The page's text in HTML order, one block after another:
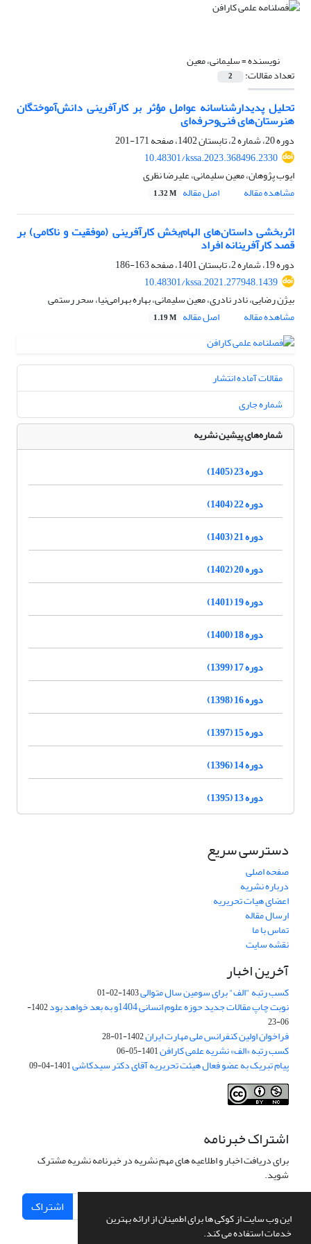
این وب سایت از کوکی ها برای اطمینان از ارائه بهترین
خدمات استفاده می کند.
نویسنده =سلیمانی، معین
تعداد مقالات: 2
تحلیل پدیدارشناسانه عوامل مؤثر بر کارآفرینی دانش‌آموختگان
هنرستان‌های فنی‌وحرفه‌ای
دوره 20، شماره 2، تابستان 1402، صفحه
171-201
10.48301/kssa.2023.368496.2330
ایوب پژوهان، معین سلیمانی، علیرضا نظری
مشاهده مقاله
اصل مقاله 1.32 M
اثربخشی داستان‌های الهام‌بخش کارآفرینی (موفقیت و ناکامی) بر
قصد کارآفرینانه افراد
دوره 19، شماره 2، تابستان 1401، صفحه
163-186
10.48301/kssa.2021.277948.1439
بیژن رضایی، نادر نادری، معین سلیمانی، بهاره بهرامی‌نیا، سحر رستمی
مشاهده مقاله
اصل مقاله 1.19 M
مقالات آماده انتشار
شماره جاری
شماره‌های پیشین نشریه
دوره 23 (1405)
دوره 22 (1404)
دوره 21 (1403)
دوره 20 (1402)
دوره 19 (1401)
دوره 18 (1400)
دوره 17 (1399)
دوره 16 (1398)
دوره 15 (1397)
دوره 14 (1396)
دوره 13 (1395)
دسترسی سریع
صفحه اصلی
درباره نشریه
اعضای هیات تحریریه
ارسال مقاله
تماس با ما
نقشه سایت
آخرین اخبار
کسب رتبه "الف" برای سومین سال متوالی1403-02-01
نوبت چاپ مقالات جدید حوزه علوم انسانی 1404و به بعد خواهد بود
1402-
06-23
فراخوان اولین کنفرانس ملی مهارت ایران1402-01-28
کسب رتبه «الف» نشریه علمی کارافن1401-05-06
پیام تبریک به عضو فعال هیئت تحریریه آقای دکتر سیدکاشی1401-04-09
اشتراک خبرنامه
برای دریافت اخبار و اطلاعیه های مهم نشریه در خبرنامه نشریه مشترک
شوید.
اشتراک